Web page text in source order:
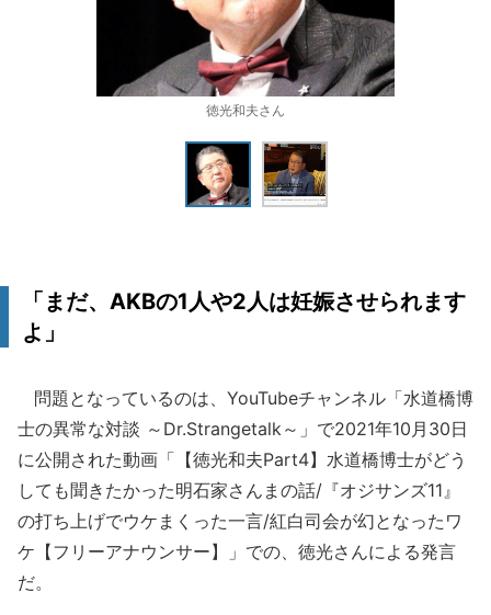
徳光和夫さん
「まだ、AKBの1人や2人は妊娠させられます
よ」
問題となっているのは、YouTubeチャンネル「水道橋博
士の異常な対談 ～Dr.Strangetalk～」で2021年10月30日
に公開された動画「【徳光和夫Part4】水道橋博士がどう
しても聞きたかった明石家さんまの話/『オジサンズ11』
の打ち上げでウケまくった一言/紅白司会が幻となったワ
ケ【フリーアナウンサー】」での、徳光さんによる発言
だ。